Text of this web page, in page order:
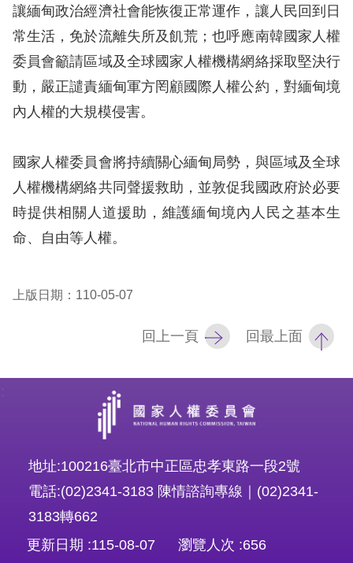
核
心
權
公
約
陳
申
訴
資
捷
鍵
讓緬甸政治經濟社會能恢復正常運作，讓人民回到日
常生活，免於流離失所及飢荒；也呼應南韓國家人權
委員會籲請區域及全球國家人權機構網絡採取堅決行
動，嚴正譴責緬甸軍方罔顧國際人權公約，對緬甸境
內人權的大規模侵害。
國家人權委員會將持續關心緬甸局勢，與區域及全球
人權機構網絡共同聲援救助，並敦促我國政府於必要
時提供相關人道援助，維護緬甸境內人民之基本生
命、自由等人權。
上版日期：110-05-07
回上一頁 回最上面
地址:100216臺北市中正區忠孝東路一段2號
電話:(02)2341-3183 陳情諮詢專線｜(02)2341-
3183轉662
更新日期
115-08-07 瀏覽人次 656